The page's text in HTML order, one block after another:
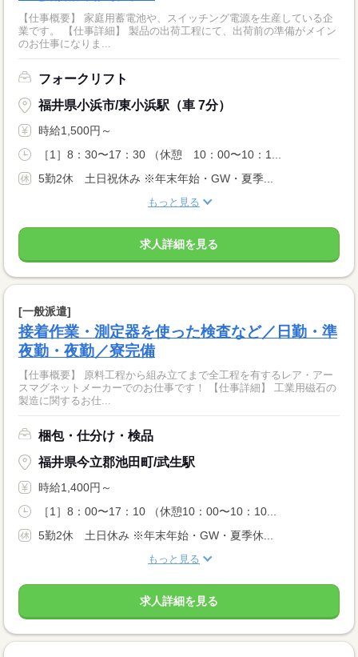
【仕事概要】 家庭用蓄電池や、スイッチング電源を生産している企
業です。 【仕事詳細】 製品の出荷工程にて、出荷前の準備がメイン
のお仕事になりま...
フォークリフト
福井県小浜市/東小浜駅（車 7分）
時給1,500円～
［1］8：30〜17：30 （休憩 10：00〜10：1...
5勤2休 土日祝休み ※年末年始・GW・夏季...
もっと見る
求人詳細を見る
[一般派遣]
接着作業・測定器を使った検査など／日勤・準
夜勤・夜勤／寮完備
【仕事概要】 原料工程から組み立てまで全工程を有するレア・アー
スマグネットメーカーでのお仕事です！ 【仕事詳細】 工業用磁石の
製造に関するお仕...
梱包・仕分け・検品
福井県今立郡池田町/武生駅
時給1,400円～
［1］8：00〜17：10 （休憩10：00〜10：10...
5勤2休 土日休み ※年末年始・GW・夏季休...
もっと見る
求人詳細を見る